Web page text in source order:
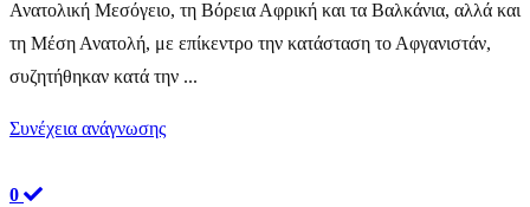
Ανατολική Μεσόγειο, τη Βόρεια Αφρική και τα Βαλκάνια, αλλά και
τη Μέση Ανατολή, με επίκεντρο την κατάσταση το Αφγανιστάν,
συζητήθηκαν κατά την ...
Συνέχεια ανάγνωσης
0